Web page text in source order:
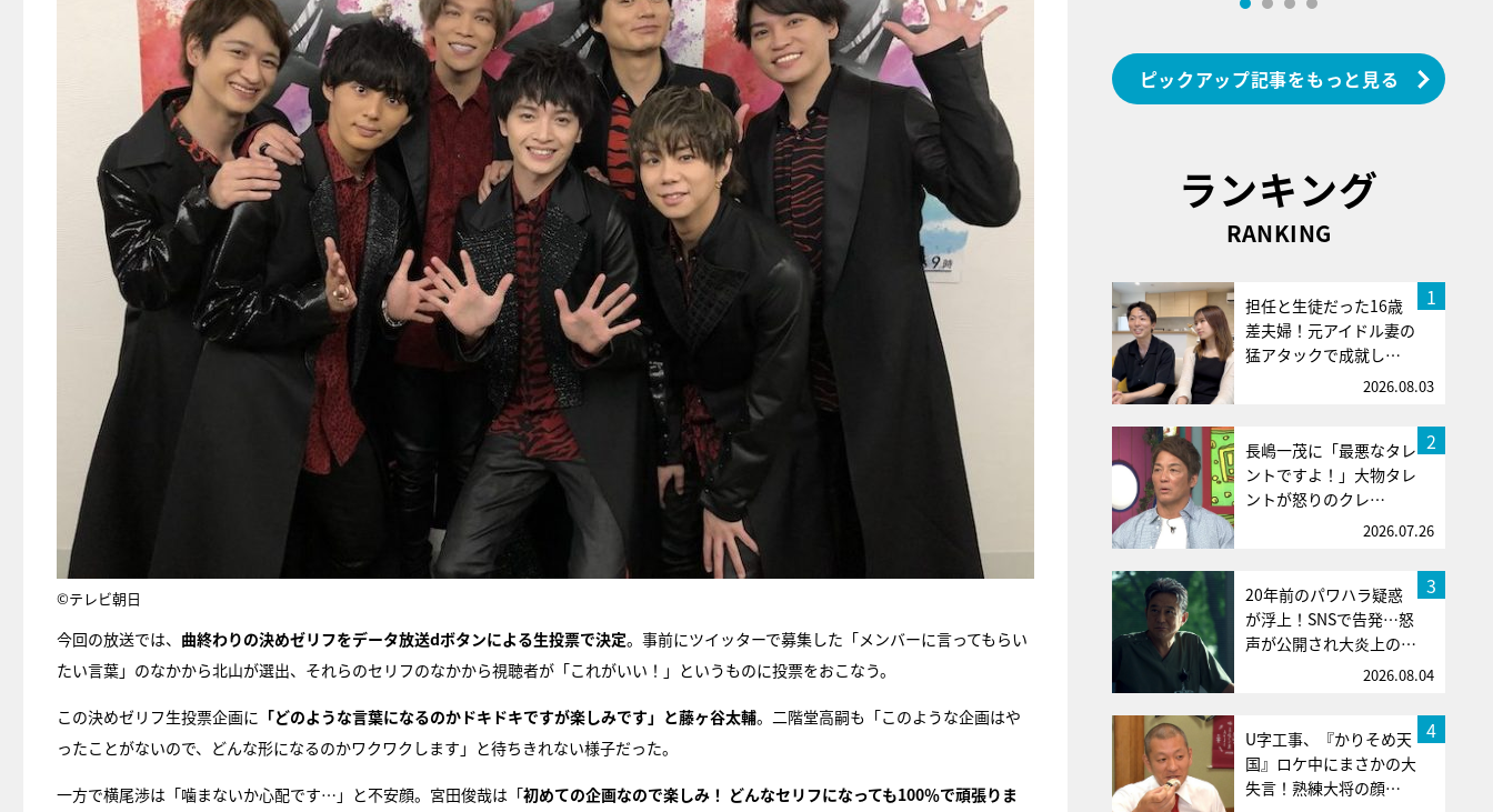
©テレビ朝日
今回の放送では、 曲終わりの決めゼリフをデータ放送dボタンによる生投票で決定。事前にツイッターで募集した「メンバーに言ってもらい
たい言葉」のなかから北山が選出、それらのセリフのなかから視聴者が「これがいい！」というものに投票をおこなう。
この決めゼリフ生投票企画に 「どのような言葉になるのかドキドキですが楽しみです」と藤ヶ谷太輔。二階堂高嗣も「このような企画はや
ったことがないので、どんな形になるのかワクワクします」と待ちきれない様子だった。
一方で横尾渉は「噛まないか心配です…」と不安顔。宮田俊哉は「初めての企画なので楽しみ！ どんなセリフになっても100％で頑張りま
ピックアップ記事をもっと見る
ランキング
RANKING
1
担任と生徒だった16歳
差夫婦！元アイドル妻の
猛アタックで成就し…
2026.08.03
2
長嶋一茂に「最悪なタレ
ントですよ！」大物タレ
ントが怒りのクレ…
2026.07.26
3
20年前のパワハラ疑惑
が浮上！SNSで告発…怒
声が公開され大炎上の…
2026.08.04
4
U字工事、『かりそめ天
国』ロケ中にまさかの大
失言！熟練大将の顔…